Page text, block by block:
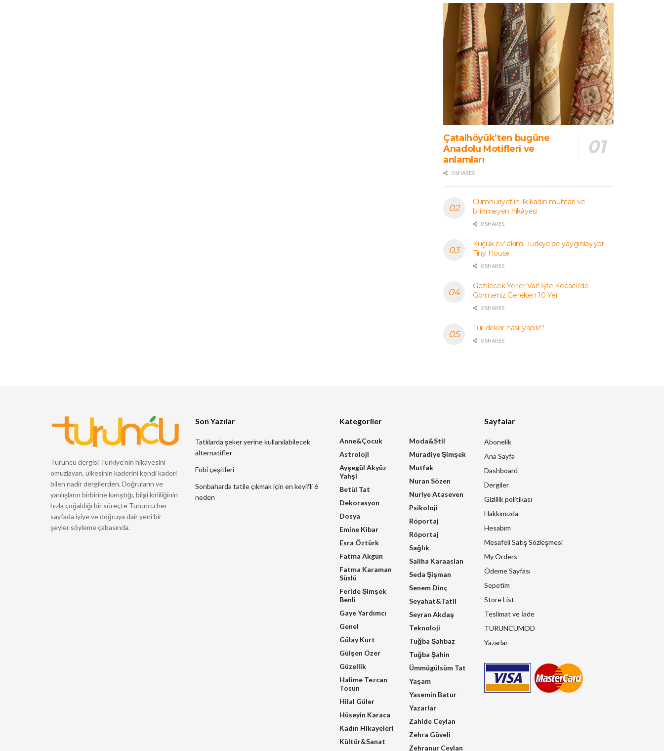
Çatalhöyük’ten bugüne
Anadolu Motifleri ve
anlamları
0 SHARES
Cumhuriyet’in ilk kadın muhtarı ve
bilinmeyen hikâyesi
0 SHARES
Küçük ev’ akımı Türkiye’de yaygınlaşıyor:
Tiny House
0 SHARES
Gezilecek Yerler Var! İşte Kocaeli’de
Görmeniz Gereken 10 Yer
2 SHARES
Tuil dekor nasıl yapılır?
0 SHARES
Turuncu dergisi Türkiye’nin hikayesini
omuzlayan, ülkesinin kaderini kendi kaderi
bilen nadir dergilerden. Doğruların ve
yanlışların birbirine karıştığı, bilgi kirliliğinin
hızla çoğaldığı bir süreçte Turuncu her
sayfada iyiye ve doğruya dair yeni bir
şeyler söyleme çabasında.
Son Yazılar
Tatlılarda şeker yerine kullanılabilecek
alternatifler
Fobi çeşitleri
Sonbaharda tatile çıkmak için en keyifli 6
neden
Kategoriler
Anne&Çocuk
Astroloji
Ayşegül Akyüz
Yahşi
Betül Tat
Dekorasyon
Dosya
Emine Kibar
Esra Öztürk
Fatma Akgün
Fatma Karaman
Süslü
Feride Şimşek
Benli
Gaye Yardımcı
Genel
Gülay Kurt
Gülşen Özer
Güzellik
Halime Tezcan
Tosun
Hilal Güler
Hüseyin Karaca
Kadın Hikayeleri
Kültür&Sanat
Moda&Stil
Muradiye Şimşek
Mutfak
Nuran Sözen
Nuriye Ataseven
Psikoloji
Röportaj
Röportaj
Sağlık
Saliha Karaaslan
Seda Şişman
Senem Dinç
Seyahat&Tatil
Seyran Akdaş
Teknoloji
Tuğba Şahbaz
Tuğba Şahin
Ümmügülsüm Tat
Yaşam
Yasemin Batur
Yazarlar
Zahide Ceylan
Zehra Güveli
Zehranur Ceylan
Sayfalar
Abonelik
Ana Sayfa
Dashboard
Dergiler
Gizlilik politikası
Hakkımızda
Hesabım
Mesafeli Satış Sözleşmesi
My Orders
Ödeme Sayfası
Sepetim
Store List
Teslimat ve İade
TURUNCUMOD
Yazarlar